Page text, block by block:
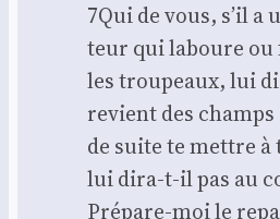
7Qui de vous, s’il a
teur qui laboure
les trou­peaux, lui
revient des
de suite te mettre à
lui dira-t-il pas au
Pré­pare-moi le